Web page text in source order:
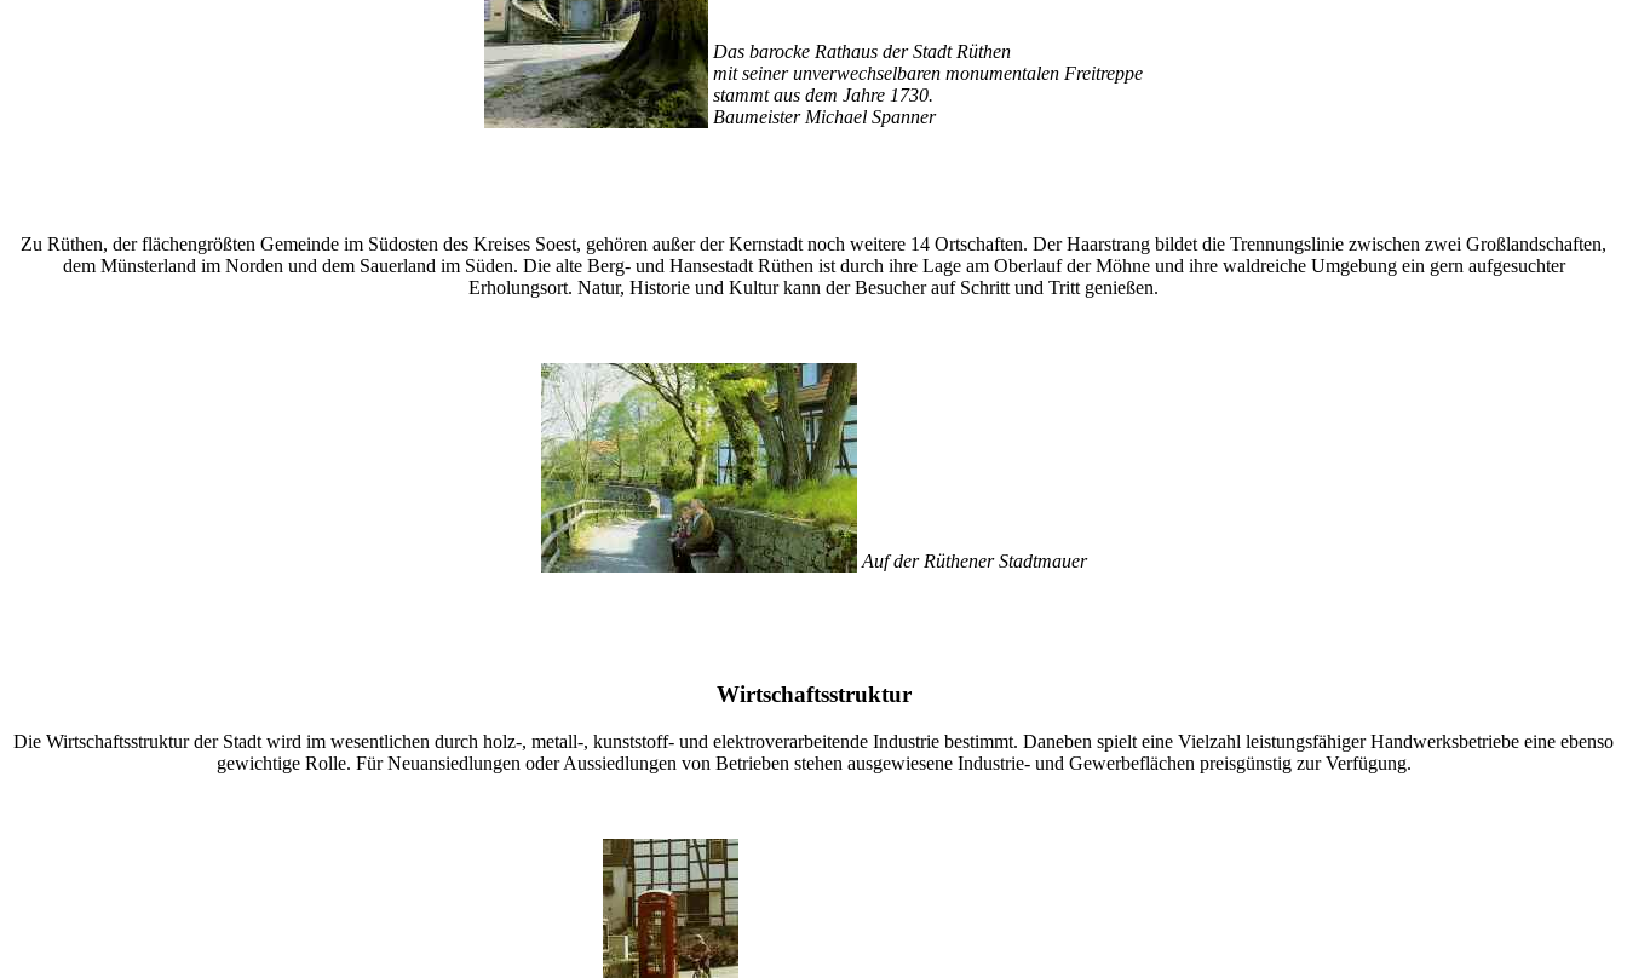
Das barocke Rathaus der Stadt Rüthen
mit seiner unverwechselbaren monumentalen Freitreppe
stammt aus dem Jahre 1730.
Baumeister Michael Spanner
Zu Rüthen, der flächengrößten Gemeinde im Südosten des Kreises Soest, gehören außer der Kernstadt noch weitere 14 Ortschaften. Der Haarstrang bildet die Trennungslinie zwischen zwei Großlandschaften,
dem Münsterland im Norden und dem Sauerland im Süden. Die alte Berg- und Hansestadt Rüthen ist durch ihre Lage am Oberlauf der Möhne und ihre waldreiche Umgebung ein gern aufgesuchter
Erholungsort. Natur, Historie und Kultur kann der Besucher auf Schritt und Tritt genießen.
Auf der Rüthener Stadtmauer
Wirtschaftsstruktur
Die Wirtschaftsstruktur der Stadt wird im wesentlichen durch holz-, metall-, kunststoff- und elektroverarbeitende Industrie bestimmt. Daneben spielt eine Vielzahl leistungsfähiger Handwerksbetriebe eine ebenso
gewichtige Rolle. Für Neuansiedlungen oder Aussiedlungen von Betrieben stehen ausgewiesene Industrie- und Gewerbeflächen preisgünstig zur Verfügung.